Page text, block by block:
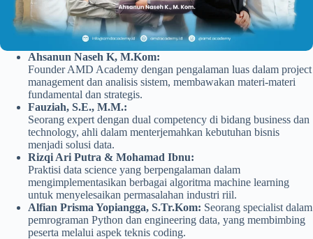
Ahsanun Naseh K, M.Kom:
Founder AMD Academy dengan pengalaman luas dalam project
management dan analisis sistem, membawakan materi-materi
fundamental dan strategis.
Fauziah, S.E., M.M.:
Seorang expert dengan dual competency di bidang business dan
technology, ahli dalam menterjemahkan kebutuhan bisnis
menjadi solusi data.
Rizqi Ari Putra & Mohamad Ibnu:
Praktisi data science yang berpengalaman dalam
mengimplementasikan berbagai algoritma machine learning
untuk menyelesaikan permasalahan industri riil.
Alfian Prisma Yopiangga, S.Tr.Kom: Seorang specialist dalam
pemrograman Python dan engineering data, yang membimbing
peserta melalui aspek teknis coding.